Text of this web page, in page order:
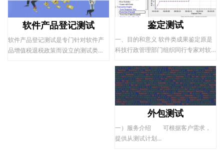
根据被测系统建设要求，从功能性、
性能效率、信息安全性、易用性、用
户文档集测试。
软件产品登记测试
软件产品登记测试是专门针对软件产
品增值税退税政策而设立的测试类
鉴定测试
一、目的和意义 软件类成果鉴定原是
科技行政管理部门组织同行专家对软
外包测试
一）服务介绍 可根据客户需求，
提供从测试计划...